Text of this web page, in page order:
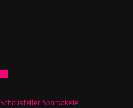
Schausteller Sparpakete